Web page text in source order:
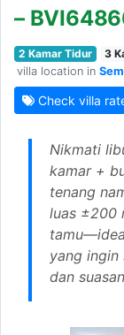
–
2 Kamar Tidur 3
villa location in
Check villa
Nikmati
kamar +
tenang
luas ±200
yang ingin
dan